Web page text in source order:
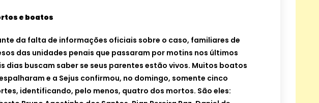
e boatos
da falta de informações oficiais sobre o caso, familiares de
das unidades penais que passaram por motins nos últimos
dias buscam saber se seus parentes estão vivos. Muitos boatos
e a Sejus confirmou, no domingo, somente cinco
identificando, pelo menos, quatro dos mortos. São eles: